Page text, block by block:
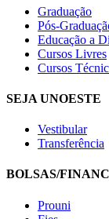
Graduação
Pós-
Educação a
Cursos Livres
Cursos
SEJA UNOESTE
Vestibular
Transferência
BOLSAS/
Prouni